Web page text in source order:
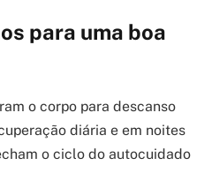
para uma boa
o corpo para descanso
diária e em noites
o ciclo do autocuidado